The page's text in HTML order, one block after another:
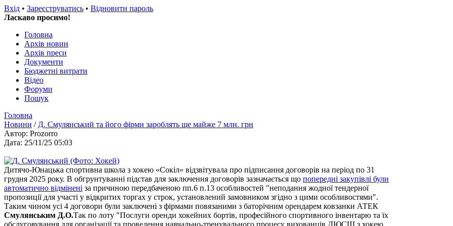
Вхід • Зареєструватись • Відновити пароль
Ласкаво просимо!
Головна
Архів новин
Архів преси
Документи
Бюджетні витрати
Відео
Форуми
Пошук
Головна
Новини / Д. Смулянський та його фірми зароблять ще майже 7 млн. грн
Автор: Prozorro
Дата: 25/11/25 05:03
Дитячо-Юнацька спортивна школа з хокею «Сокіл» відзвітувала про підписання договорів на період по 31
грудня 2025 року. В обгрунтуванні підстав для заключення договорів зазначається що попередні закупівлі були
автоматично відмінені за причиною передбаченою пп.6 п.13 особливостей "неподання жодної тендерної
пропозиції для участі у відкритих торгах у строк, установлений замовником згідно з цими особливостями".
Таким чином усі 4 договори були заключені з фірмами повязаними з баторічним орендарем ковзанки АТЕК
Смулянським Д.О.Так по лоту "Послуги оренди хокейних бортів, професійного спортивного інвентарю та їх
обслуговування для організації та проведення навчально-тренувального процесу вихованців ДЮСШ з хокею